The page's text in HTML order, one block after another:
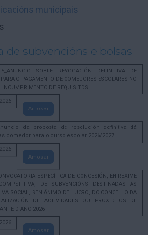
municipais
de subvencións e bolsas
SOBRE REVOGACIÓN DEFINITIVA DE
O PAGAMENTO DE COMEDORES ESCOLARES NO
DE REQUISITOS
Amosar
da proposta de resolución definitiva dá
comedor para o curso escolar 2026/2027.
Amosar
ESPECÍFICA DE CONCESIÓN, EN RÉXIME
DE SUBVENCIÓNS DESTINADAS ÁS
SOCIAL, SEN ÁNIMO DE LUCRO, DO CONCELLO DA
DE ACTIVIDADES OU PROXECTOS DE
O ANO 2026
Amosar